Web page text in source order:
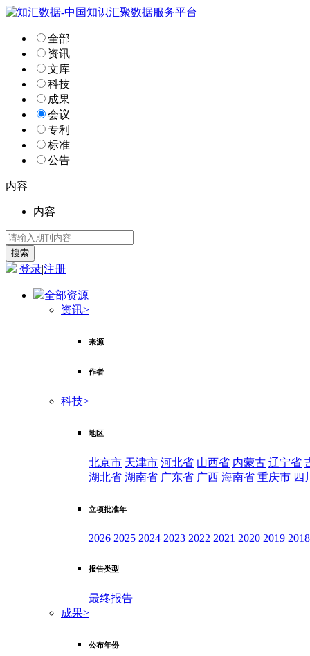
全部
资讯
文库
科技
成果
会议
专利
标准
公告
内容
内容
登录|注册
全部资源
资讯>
来源
作者
科技>
地区
北京市 天津市 河北省 山西省 内蒙古 辽宁省
湖北省 湖南省 广东省 广西 海南省 重庆市 四
立项批准年
2026 2025 2024 2023 2022 2021 2020 2019 2018
报告类型
最终报告
成果>
公布年份